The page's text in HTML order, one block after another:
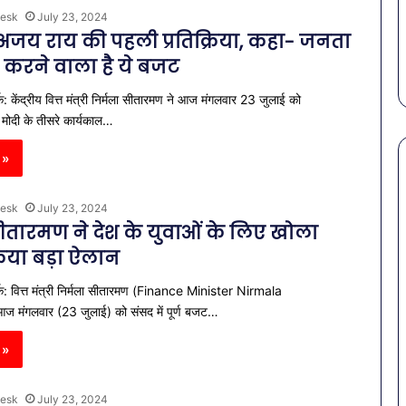
July 23, 2024
राय की पहली प्रतिक्रिया, कहा- जनता
करने वाला है ये बजट
वित्त मंत्री निर्मला सीतारमण ने आज मंगलवार 23 जुलाई को
के तीसरे कार्यकाल…
July 23, 2024
ने देश के युवाओं के लिए खोला
बड़ा ऐलान
वित्त मंत्री निर्मला सीतारमण (Finance Minister Nirmala
मंगलवार (23 जुलाई) को संसद में पूर्ण बजट…
July 23, 2024
की पहली
का बड़ा
डाइट
में
करें
गर्मियों में डाइट में शामिल करें ये 7
सब्जियां